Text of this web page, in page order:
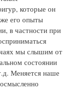
которые он
его опыты
в частности при
мы слышим от
состоянии
Меняется наше